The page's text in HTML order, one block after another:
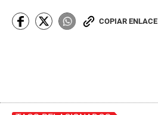
COPIAR ENLACE